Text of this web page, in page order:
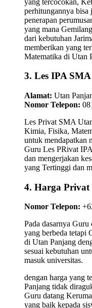
perhitungannya bisa
penerapan
yang mana
dari kebutuhan
memberikan yang
Matematika di Utan
3. Les IPA
Alamat: Utan
Nomor Telepon:
Les Privat SMA
Kimia, Fisika,
untuk mendapatkan
Guru Les PRivat
dan mengerjakan
yang Tertinggi dan
4. Harga Privat
Nomor Telepon:
Pada dasarnya
yang berbeda tetapi
di Utan Panjang
sesuai kebutuhan
masuk universitas.
dengan harga yang
Panjang tidak
Guru datang
yang baik kepada